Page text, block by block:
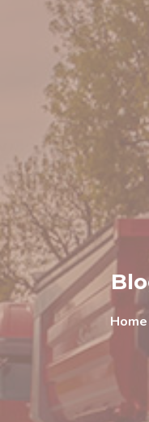
Home